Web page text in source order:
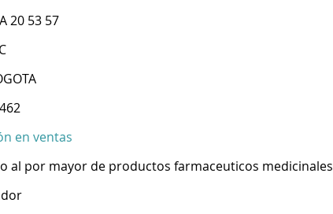
20 53 57
en ventas
al por mayor de productos farmaceuticos medicinales